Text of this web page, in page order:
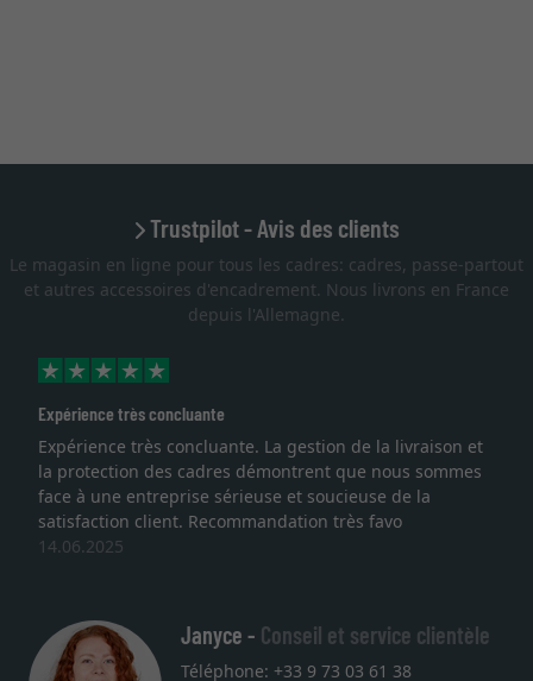
Trustpilot - Avis des clients
Le magasin en ligne pour tous les cadres: cadres, passe-partout
et autres accessoires d'encadrement. Nous livrons en France
depuis l'Allemagne.
très concluante
très concluante. La gestion de la livraison et
des cadres démontrent que nous sommes
entreprise sérieuse et soucieuse de la
client. Recommandation très favo
Je
Janyce - Conseil et service clientèle